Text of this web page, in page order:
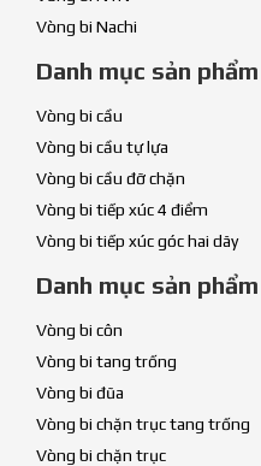
Vòng bi Nachi
Danh mục sản phẩm
Vòng bi cầu
Vòng bi cầu tự lựa
Vòng bi cầu đỡ chặn
Vòng bi tiếp xúc 4 điểm
Vòng bi tiếp xúc góc hai dãy
Danh mục sản phẩm
Vòng bi côn
Vòng bi tang trống
Vòng bi đũa
Vòng bi chặn trục tang trống
Vòng bi chặn trục